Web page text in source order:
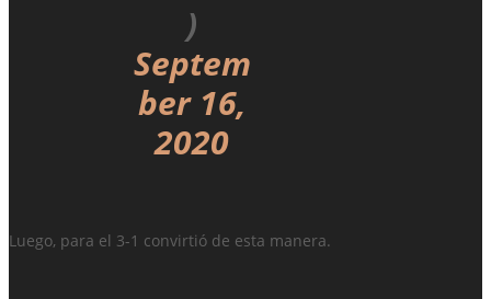
)
Septem
ber 16,
2020
Luego, para el 3-1 convirtió de esta manera.